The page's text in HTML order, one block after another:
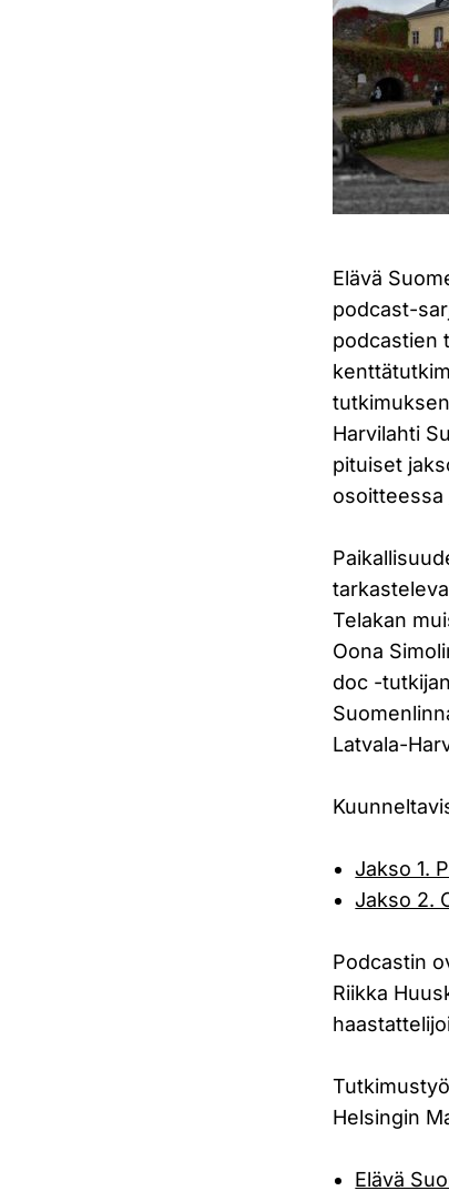
Elävä
podcast-
podcastien
Harvilahti
pituiset
osoitteessa
Telakan
Oona
doc -
Latvala-
Jakso 1.
Jakso 2.
Podcastin
Riikka
Helsingin
Elävä